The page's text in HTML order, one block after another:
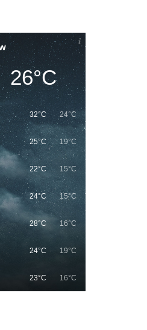
26°C
32°C 24°C
25°C 19°C
22°C 15°C
24°C 15°C
28°C 16°C
24°C 19°C
23°C 16°C